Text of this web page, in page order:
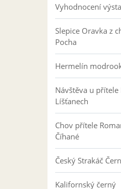
Vyhodnocení
Slepice Oravka z
Pocha
Hermelín
Návštěva u přítele
Líšťanech
Chov přítele
Číhané
Český Strakáč
Kalifornský černý